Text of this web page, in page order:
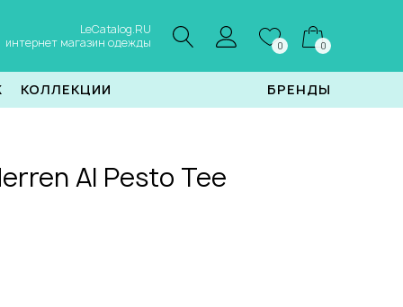
LeCatalog.RU
интернет магазин одежды
0 0
КОЛЛЕКЦИИ БРЕНДЫ
Al Pesto Tee